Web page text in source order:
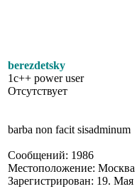
berezdetsky
1c++ power user
Отсутствует
barba non facit sisadminum
Сообщений: 1986
Местоположение: Москва
Зарегистрирован: 19. Мая